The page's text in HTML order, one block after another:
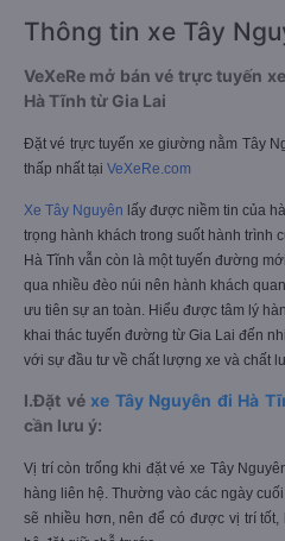
Thông tin xe Tây
VeXeRe mở bán vé trực tuyến
Hà Tĩnh từ Gia Lai
Đặt vé trực tuyến xe giường nằm Tây
thấp nhất tại VeXeRe.com
Xe Tây Nguyên lấy được niềm tin của
trọng hành khách trong suốt hành trình
Hà Tĩnh vẫn còn là một tuyến đường
qua nhiều đèo núi nên hành khách
ưu tiên sự an toàn. Hiểu được tâm lý
khai thác tuyến đường từ Gia Lai đến
với sự đầu tư về chất lượng xe và chất
I.Đặt vé xe Tây Nguyên đi Hà
cần lưu ý:
Vị trí còn trống khi đặt vé xe Tây
hàng liên hệ. Thường vào các ngày
sẽ nhiều hơn, nên để có được vị trí